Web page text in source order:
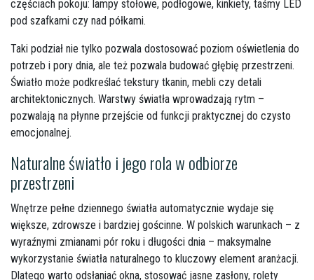
częściach pokoju: lampy stołowe, podłogowe, kinkiety, taśmy LED
pod szafkami czy nad półkami.
Taki podział nie tylko pozwala dostosować poziom oświetlenia do
potrzeb i pory dnia, ale też pozwala budować głębię przestrzeni.
Światło może podkreślać tekstury tkanin, mebli czy detali
architektonicznych. Warstwy światła wprowadzają rytm –
pozwalają na płynne przejście od funkcji praktycznej do czysto
emocjonalnej.
Naturalne światło i jego rola w odbiorze
przestrzeni
Wnętrze pełne dziennego światła automatycznie wydaje się
większe, zdrowsze i bardziej gościnne. W polskich warunkach – z
wyraźnymi zmianami pór roku i długości dnia – maksymalne
wykorzystanie światła naturalnego to kluczowy element aranżacji.
Dlatego warto odsłaniać okna, stosować jasne zasłony, rolety